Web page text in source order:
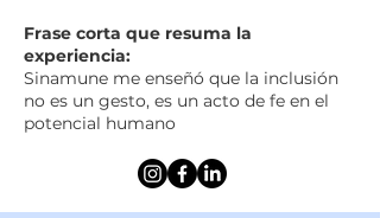
Frase corta que resuma la
experiencia:
Sinamune me enseñó que la inclusión
no es un gesto, es un acto de fe en el
potencial humano